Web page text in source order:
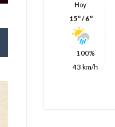
Hoy
15º / 6º
100%
43 km/h